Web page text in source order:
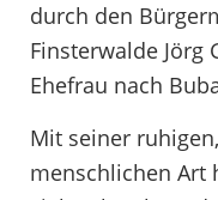
durch den
Finsterwalde Jörg
Ehefrau nach
Mit seiner
menschlichen Art